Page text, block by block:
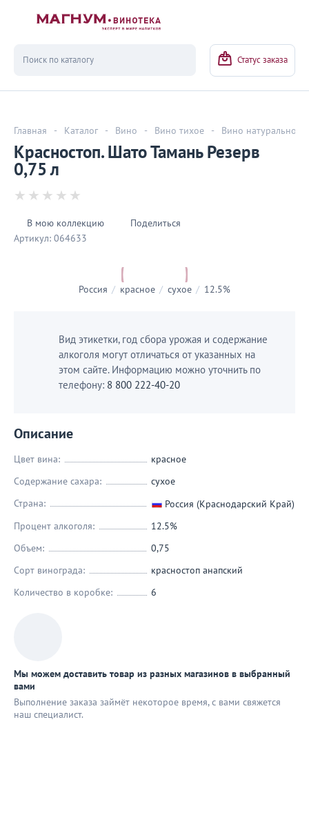
Статус заказа
Главная - Каталог - Вино - Вино тихое - Вино натуральное
Красностоп. Шато Тамань Резерв
0,75 л
В мою коллекцию
Поделиться
Артикул: 064633
Россия / красное / сухое / 12.5%
Вид этикетки, год сбора урожая и содержание
алкоголя могут отличаться от указанных на
этом сайте. Информацию можно уточнить по
телефону: 8 800 222-40-20
Описание
Цвет вина:
красное
Содержание сахара:
сухое
Страна:
Россия (Краснодарский Край)
Процент алкоголя:
12.5%
Объем:
0,75
Сорт винограда:
красностоп анапский
Количество в коробке:
6
Мы можем доставить товар из разных магазинов в выбранный
вами
Выполнение заказа займёт некоторое время, с вами свяжется
наш специaлист.